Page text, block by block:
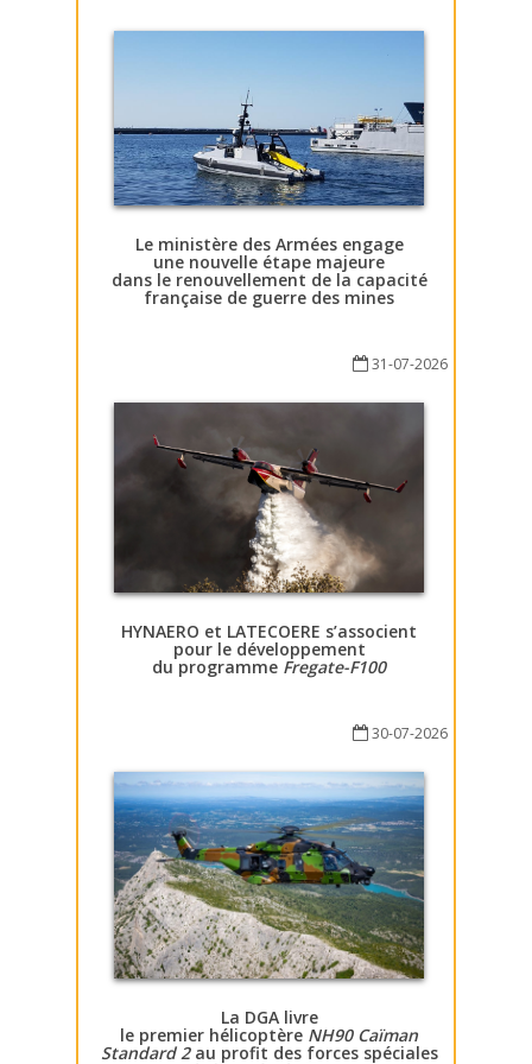
Le ministère des Armées engage
une nouvelle étape majeure
dans le renouvellement de la capacité
française de guerre des mines
31-07-2026
HYNAERO et LATECOERE s’associent
pour le développement
du programme Fregate-F100
30-07-2026
La DGA livre
le premier hélicoptère NH90 Caïman
Standard 2au profit des forces spéciales